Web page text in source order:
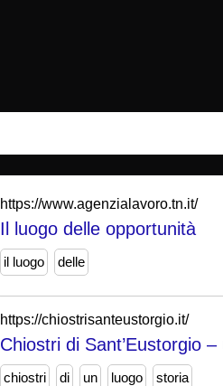
https://www.agenzialavoro.tn.it/
Il luogo delle opportunità
il luogo delle
https://chiostrisanteustorgio.it/
Chiostri di Sant’Eustorgio
chiostri di un luogo storia